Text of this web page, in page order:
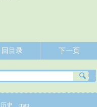
回目录 下一页
史 map